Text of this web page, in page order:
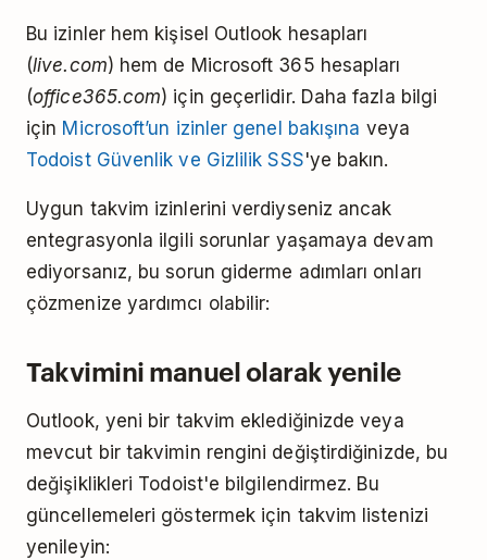
Bu izinler hem kişisel Outlook hesapları
(live.com) hem de Microsoft 365 hesapları
(office365.com) için geçerlidir. Daha fazla bilgi
için Microsoft’un izinler genel bakışına veya
Todoist Güvenlik ve Gizlilik SSS'ye bakın.
Uygun takvim izinlerini verdiyseniz ancak
entegrasyonla ilgili sorunlar yaşamaya devam
ediyorsanız, bu sorun giderme adımları onları
çözmenize yardımcı olabilir:
Takvimini manuel olarak yenile
Outlook, yeni bir takvim eklediğinizde veya
mevcut bir takvimin rengini değiştirdiğinizde, bu
değişiklikleri Todoist'e bilgilendirmez. Bu
güncellemeleri göstermek için takvim listenizi
yenileyin: